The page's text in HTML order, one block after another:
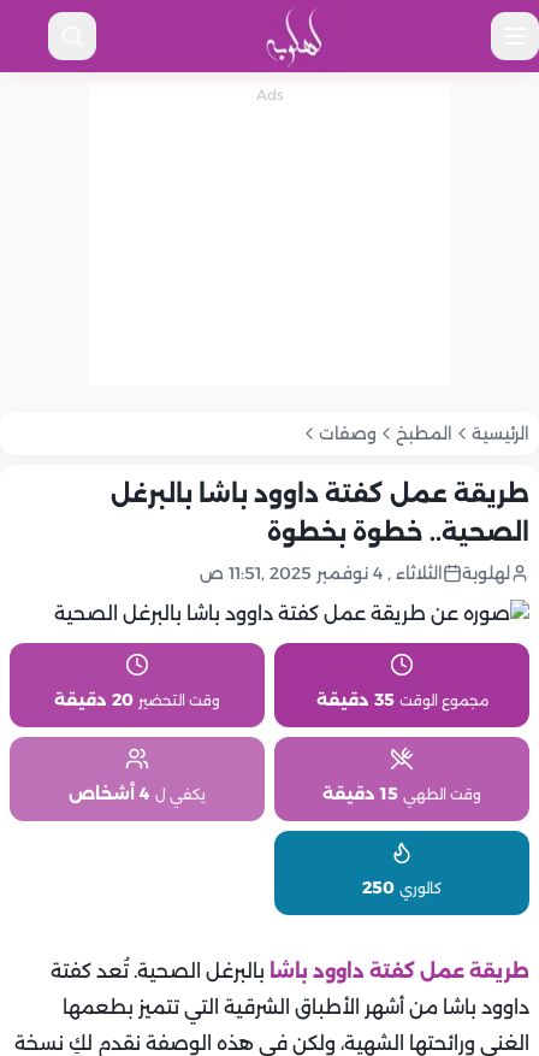
الرئيسية المطبخ وصفات
طريقة عمل كفتة داوود باشا بالبرغل
الصحية.. خطوة بخطوة
لهلوبة الثلاثاء , 4 نوفمبر 2025 ,11:51 ص
مجموع الوقت 35 دقيقة وقت التحضير 20 دقيقة
وقت الطهي 15 دقيقة يكفي ل 4 أشخاص
كالوري 250
طريقة عمل كفتة داوود باشا بالبرغل الصحية. تُعد كفتة
داوود باشا من أشهر الأطباق الشرقية التي تتميز بطعمها
الغني ورائحتها الشهية، ولكن في هذه الوصفة نقدم لكِ نسخة